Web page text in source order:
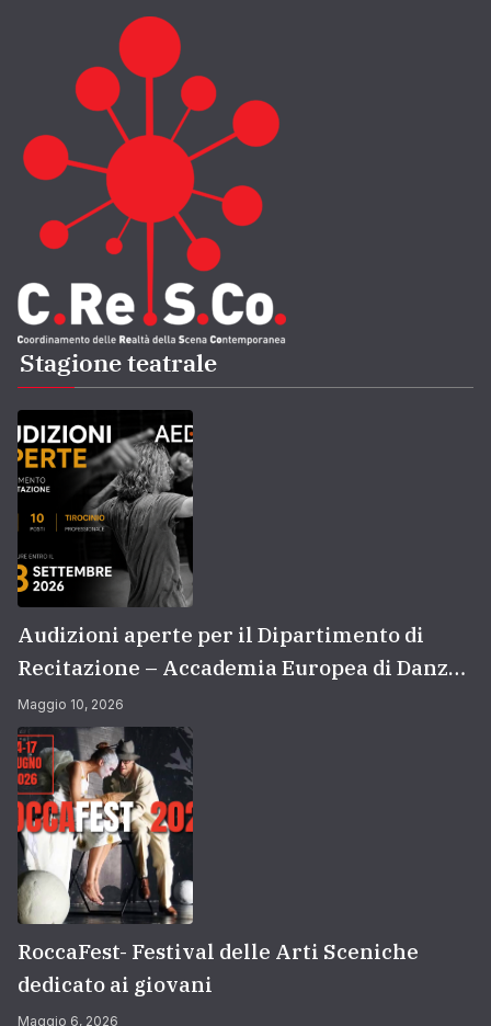
Stagione teatrale
Audizioni aperte per il Dipartimento di
Recitazione – Accademia Europea di Danza
(2026/2027) | Scuola di recitazione a Roma
Maggio 10, 2026
RoccaFest- Festival delle Arti Sceniche
dedicato ai giovani
Maggio 6, 2026